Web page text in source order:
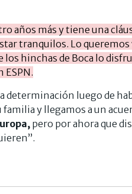
años más y tiene una
tranquilos. Lo
los hinchas de Boca lo
ESPN.
determinación luego de
familia y llegamos a un
pero por ahora que